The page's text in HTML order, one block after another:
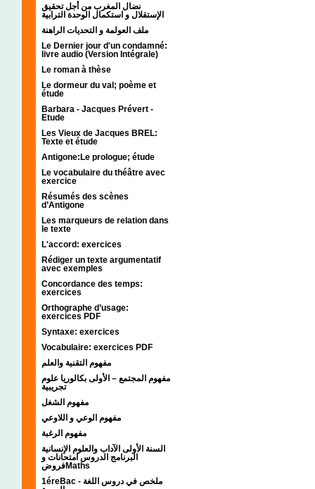
نضال المغرب من أجل تحقيق
الإستقلال و استكمال الوحدة الترابية
ملف العولمة و التحديات الراهنة
Le Dernier jour d'un condamné:
livre audio (Version Intégrale)
Le roman à thèse
Le dormeur du val; poème et
étude
Barbara - Jacques Prévert -
Etude
Les Vieux de Jacques BREL:
Texte et étude
Antigone:Le prologue; étude
Le vocabulaire du théâtre avec
exercice
Résumés des scènes
d’Antigone
Les marqueurs de relation dans
le texte
L'accord: exercices
Rédiger un texte argumentatif
avec exemples
Concordance des temps:
exercices
Orthographe d’usage:
exercices PDF
Syntaxe: exercices
Vocabulaire: exercices PDF
مفهوم التقنية والعلم
مفهوم المجتمع – الأولى بكالوريا علوم
تجريبية
مفهوم الشغل
مفهوم الوعي و اللاوعي
مفهوم الرغبة
السنة الأولى الآداب والعلوم الإنسانية
البرنامج الدروس امتحانات و
فروضMaths
1éreBac - ملخص في دروس اللغة